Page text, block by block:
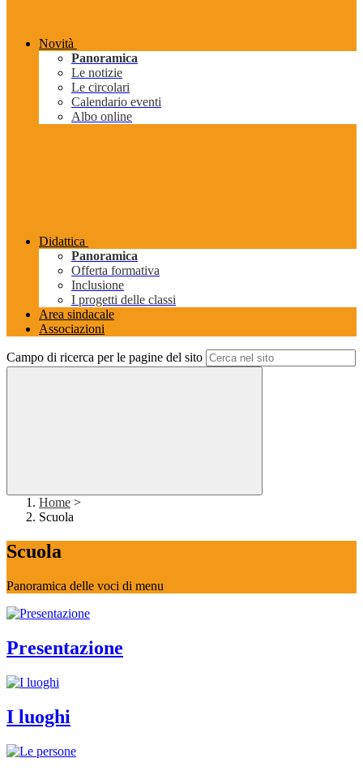
Novità
Panoramica
Le notizie
Le circolari
Calendario eventi
Albo online
Didattica
Panoramica
Offerta formativa
Inclusione
I progetti delle classi
Area sindacale
Associazioni
Campo di ricerca per le pagine del sito
Home >
Scuola
Scuola
Panoramica delle voci di menu
Presentazione
I luoghi